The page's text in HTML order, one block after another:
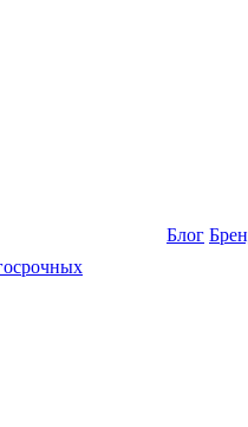
Блог